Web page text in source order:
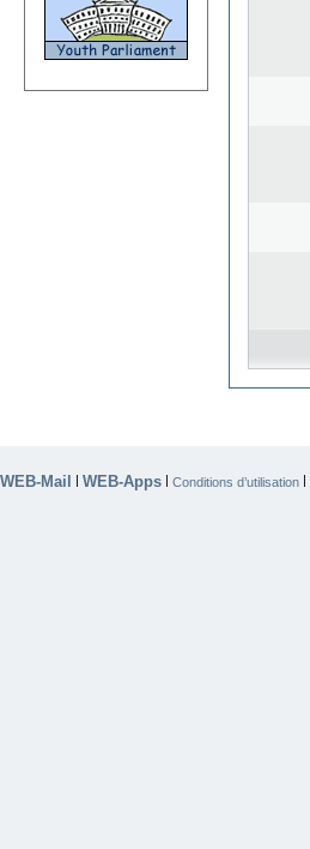
WEB-Mail | WEB-Apps | Conditions d’utilisation |